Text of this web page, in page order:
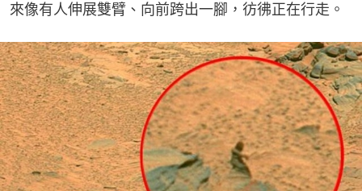
來像有人伸展雙臂、向前跨出一腳，彷彿正在行走。